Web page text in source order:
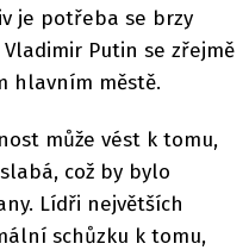
je potřeba se brzy
Putin se zřejmě
hlavním městě.
může vést k tomu,
což by bylo
Lídři největších
schůzku k tomu,